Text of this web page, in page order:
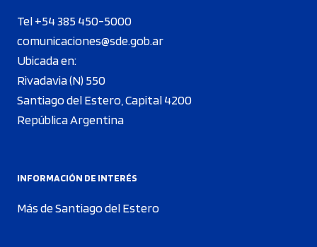
Tel +54 385 450-5000
comunicaciones@sde.gob.ar
Ubicada en:
Rivadavia (N) 550
Santiago del Estero, Capital 4200
República Argentina
INFORMACIÓN DE INTERÉS
Más de Santiago del Estero